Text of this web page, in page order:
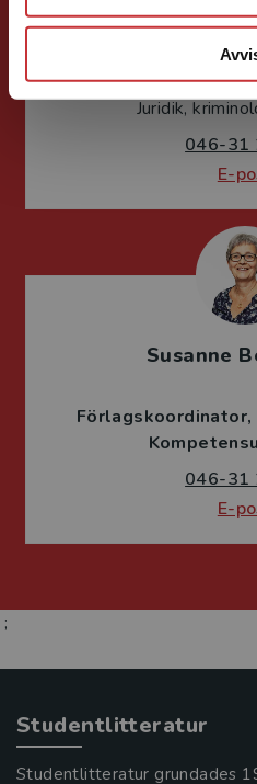
Mareike
Juridik,
046-31
E-
Susanne
Förlagskoordinator
046-31
E-
;
Studentlitteratur
Studentlitteratur grundades